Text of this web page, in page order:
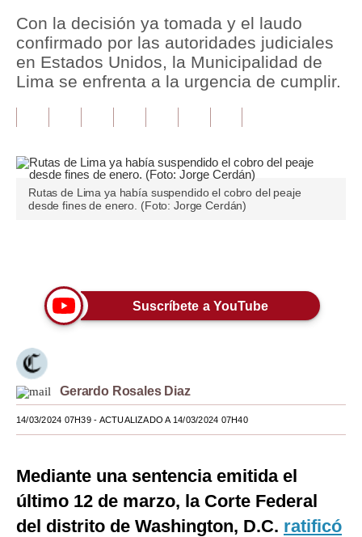
Finanzas Personales
Inmobiliarias
Plus G
Editorial
Pregunta de hoy
Lujo
Moda
Estilos
Mundo
México
España
Con la decisión ya tomada y el laudo
confirmado por las autoridades judiciales
en Estados Unidos, la Municipalidad de
Lima se enfrenta a la urgencia de cumplir.
Rutas de Lima ya había suspendido el cobro del peaje
desde fines de enero. (Foto: Jorge Cerdán)
Suscríbete a YouTube
Gerardo Rosales Diaz
14/03/2024 07H39- ACTUALIZADO A 14/03/2024 07H40
Mediante una sentencia emitida el
último 12 de marzo, la Corte Federal
del distrito de Washington, D.C. ratificó